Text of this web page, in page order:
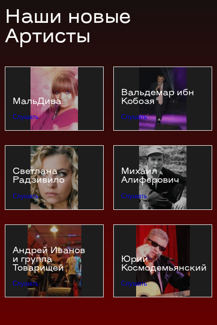
Наши новые
Артисты
МальДива
Слушать
Вальдемар ибн
Кобозя
Слушать
Светлана
Радзивило
Слушать
Михаил
Алиферович
Слушать
Андрей Иванов
и группа
Товарищей
Слушать
Юрий
Космодемьянский
Слушать